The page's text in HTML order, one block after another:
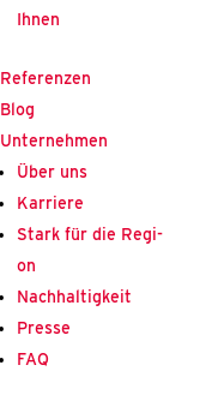
Ihnen
Refe­ren­zen
Blog
Unter­neh­men
Über uns
Kar­rie­re
Stark für die Regi­
on
Nach­hal­tig­keit
Pres­se
FAQ